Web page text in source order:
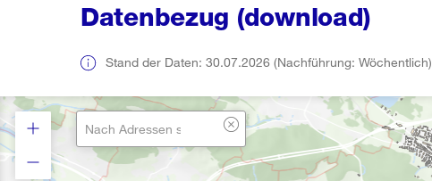
Datenbezug (download)
Stand der Daten: 30.07.2026 (Nachführung: Wöchentlich)